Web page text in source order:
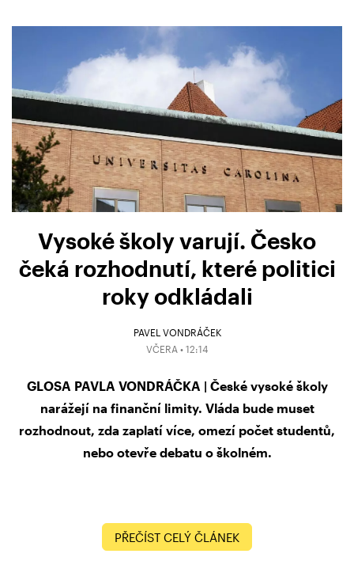
Vysoké školy varují. Česko
čeká rozhodnutí, které politici
roky odkládali
PAVEL VONDRÁČEK
VČERA • 12:14
GLOSA PAVLA VONDRÁČKA | České vysoké školy
narážejí na finanční limity. Vláda bude muset
rozhodnout, zda zaplatí více, omezí počet studentů,
nebo otevře debatu o školném.
PŘEČÍST CELÝ ČLÁNEK